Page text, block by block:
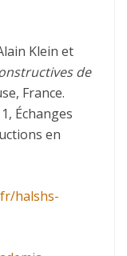
Klein et
de
France.
Échanges
en
halshs-